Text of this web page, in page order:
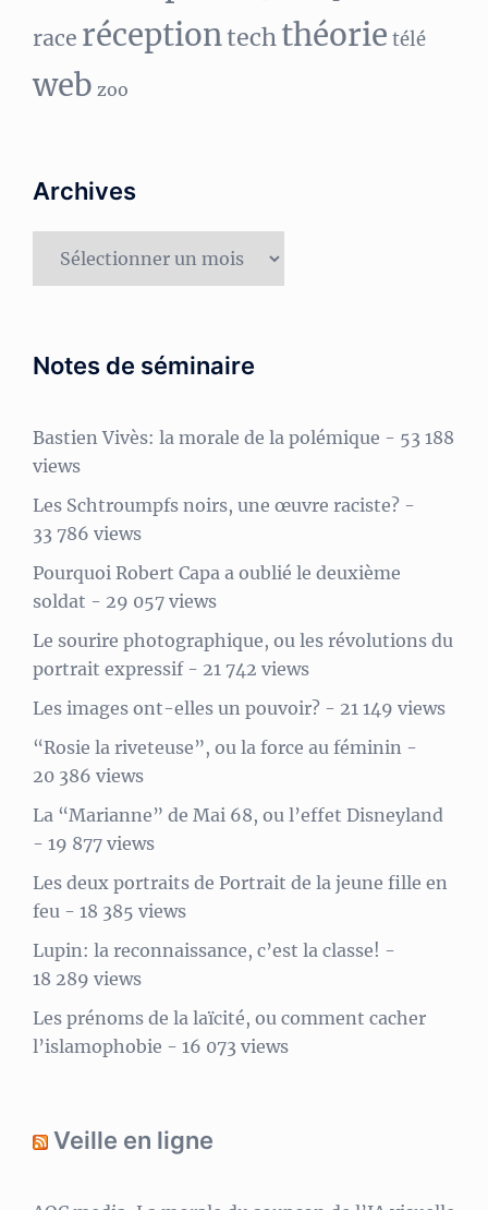
race réceptiontechthéorie télé
web zoo
Archives
Archives
Notes de séminaire
Bastien Vivès: la morale de la polémique - 53 188
views
Les Schtroumpfs noirs, une œuvre raciste? -
33 786 views
Pourquoi Robert Capa a oublié le deuxième
soldat - 29 057 views
Le sourire photographique, ou les révolutions du
portrait expressif- 21 742 views
Les images ont-elles un pouvoir? - 21 149 views
“Rosie la riveteuse”, ou la force au féminin -
20 386 views
La “Marianne” de Mai 68, ou l’effet Disneyland
- 19 877 views
Les deux portraits de Portrait de la jeune fille en
feu - 18 385 views
Lupin: la reconnaissance, c’est la classe! -
18 289 views
Les prénoms de la laïcité, ou comment cacher
l’islamophobie - 16 073 views
Veille en ligne